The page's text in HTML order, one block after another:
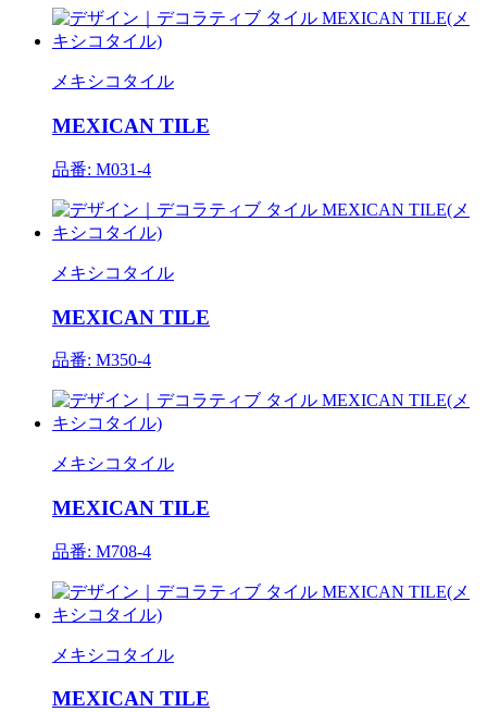
メキシコタイル
MEXICAN TILE
品番: M031-4
メキシコタイル
MEXICAN TILE
品番: M350-4
メキシコタイル
MEXICAN TILE
品番: M708-4
メキシコタイル
MEXICAN TILE